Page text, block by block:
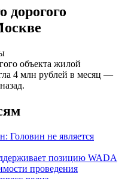
дорогого
объекта жилой
4 млн рублей в месяц —
Головин не является
позицию WADA
проведения